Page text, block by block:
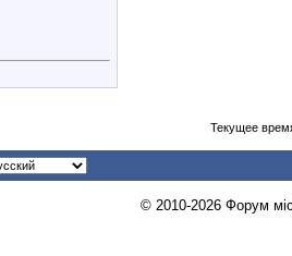
Текущее
© 2010-2026 Форум